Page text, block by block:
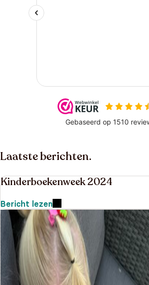
Laatste berichten.
Kinderboekenweek 2024
Bericht lezen